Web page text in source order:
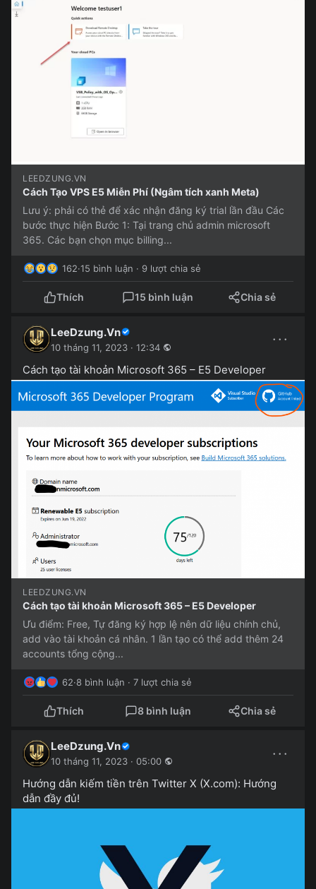
LEEDZUNG.VN
Cách Tạo VPS E5 Miễn Phí (Ngâm tích xanh Meta)
Lưu ý: phải có thẻ để xác nhận đăng ký trial lần đầu Các
bước thực hiện Bước 1: Tại trang chủ admin microsoft
365. Các bạn chọn mục billing...
162·15 bình luận · 9 lượt chia sẻ
Thích 15 bình luận Chia sẻ
LeeDzung.Vn
10 tháng 11, 2023 · 12:34 ···
Cách tạo tài khoản Microsoft 365 – E5 Developer
LEEDZUNG.VN
Cách tạo tài khoản Microsoft 365 – E5 Developer
Ưu điểm: Free, Tự đăng ký hợp lệ nên dữ liệu chính chủ,
add vào tài khoản cá nhân. 1 lần tạo có thể add thêm 24
accounts tổng cộng...
62·8 bình luận · 7 lượt chia sẻ
Thích 8 bình luận Chia sẻ
LeeDzung.Vn
10 tháng 11, 2023 · 05:00 ···
Hướng dẫn kiếm tiền trên Twitter X (X.com): Hướng
dẫn đầy đủ!